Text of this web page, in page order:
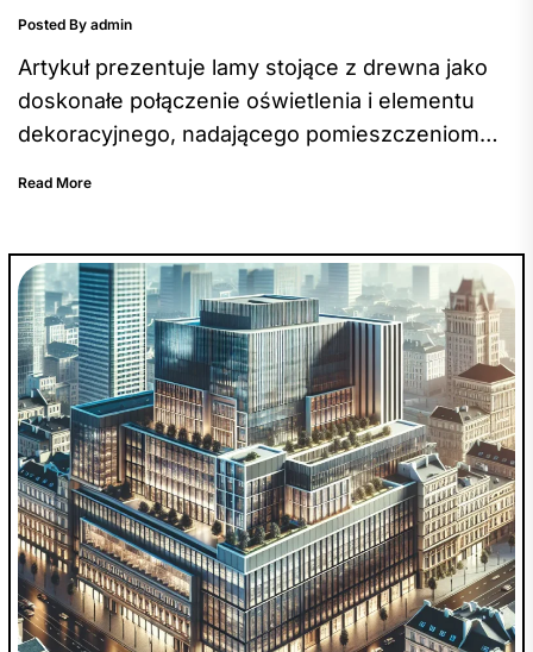
Posted By admin
Artykuł prezentuje lamy stojące z drewna jako
doskonałe połączenie oświetlenia i elementu
dekoracyjnego, nadającego pomieszczeniom
naturalną piękno drewna oraz eko-przyjazność.
Autor zachęca czytelnika do korzystania z tego
wyjątkowego oświetlenia, które podkreśli uroki
wnętrza i sprawi, że każdy wieczór stanie się
wyjątkowy. Wszystko to sprawia, że lampa
stojąca z drewna jest elementem, który
wzbogaca aranżację każdego pomieszczenia,
łącząc w sobie funkcjonalność, piękno
naturalnych materiałów i dbałość o środowisko.
Read More